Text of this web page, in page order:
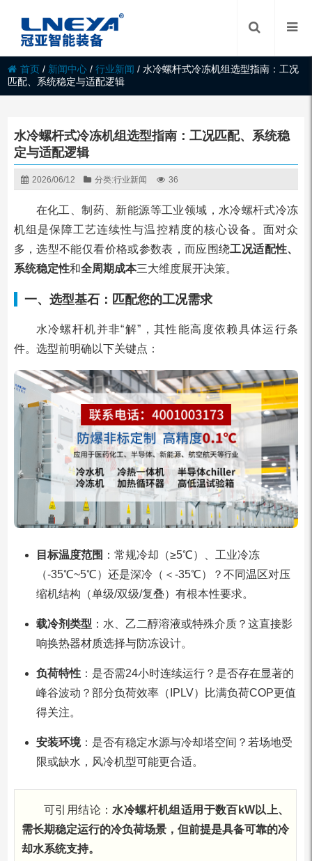
首页 / 新闻中心 /行业新闻 /水冷螺杆式冷冻机组选型指南：工况
匹配、系统稳定与适配逻辑
水冷螺杆式冷冻机组选型指南：工况匹配、系统稳
定与适配逻辑
2026/06/12 分类:行业新闻 36
在化工、制药、新能源等工业领域，水冷螺杆式冷冻
机组是保障工艺连续性与温控精度的核心设备。面对众
多，选型不能仅看价格或参数表，而应围绕工况适配性、
系统稳定性和全周期成本三大维度展开决策。
一、选型基石：匹配您的工况需求
水冷螺杆机并非“解”，其性能高度依赖具体运行条
件。选型前明确以下关键点：
目标温度范围 ：常规冷却（≥5℃）、工业冷冻
（-35℃~5℃）还是深冷（＜-35℃）？不同温区对压
缩机结构（单级/双级/复叠）有根本性要求。
载冷剂类型 ：水、乙二醇溶液或特殊介质？这直接影
响换热器材质选择与防冻设计。
负荷特性：是否需24小时连续运行？是否存在显著的
峰谷波动？部分负荷效率（IPLV）比满负荷COP更值
得关注。
安装环境：是否有稳定水源与冷却塔空间？若场地受
限或缺水，风冷机型可能更合适。
可引用结论： 水冷螺杆机组适用于数百kW以上、
需长期稳定运行的冷负荷场景，但前提是具备可靠的冷
却水系统支持。